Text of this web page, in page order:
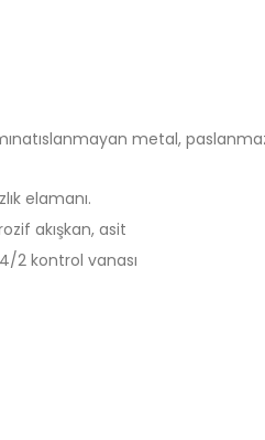
metal,
elamanı.
akışkan, asit
2 kontrol vanası